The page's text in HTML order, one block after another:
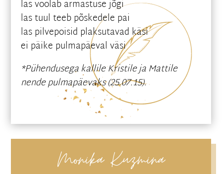
las voolab armastuse jõgi
las tuul teeb põskedele pai
las pilvepoisid plaksutavad käsi
ei päike pulmapäeval väsi
*Pühendusega kallile Kristile ja Mattile
nende pulmapäevaks (25.07.15).
Monika Kuzmina